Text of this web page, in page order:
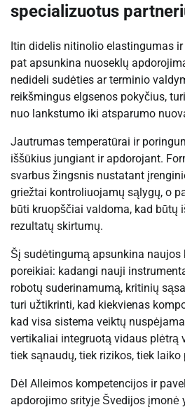
specializuotus
Itin didelis nitinolio elastingumas
pat apsunkina nuoseklų
nedideli sudėties ar terminio
reikšmingus elgsenos pokyčius,
nuo ​​lankstumo iki atsparumo
Jautrumas temperatūrai ir
iššūkius jungiant ir apdorojant.
svarbus žingsnis nustatant
griežtai kontroliuojamų sąlygų, o
būti kruopščiai valdoma, kad būtų
rezultatų skirtumų.
Šį sudėtingumą apsunkina naujos
poreikiai: kadangi nauji
robotų suderinamumą, kritinių
turi užtikrinti, kad kiekvienas
kad visa sistema veiktų
vertikaliai integruotą vidaus plėtrą
tiek sąnaudų, tiek rizikos, tiek laiko
Dėl Alleimos kompetencijos ir
apdorojimo srityje Švedijos įmonė